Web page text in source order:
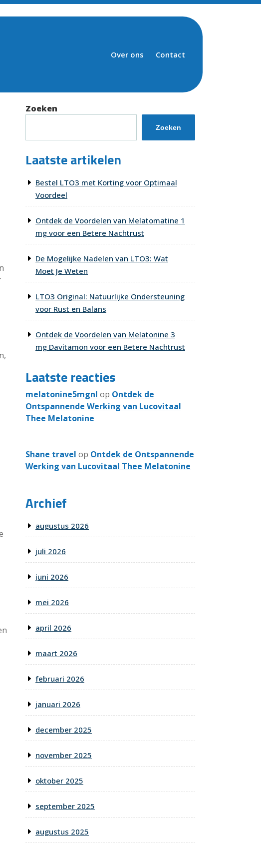
Over ons Contact
Zoeken
Zoeken
Laatste artikelen
Bestel LTO3 met Korting voor Optimaal
Voordeel
Ontdek de Voordelen van Melatomatine 1
mg voor een Betere Nachtrust
De Mogelijke Nadelen van LTO3: Wat
Moet Je Weten
LTO3 Original: Natuurlijke Ondersteuning
voor Rust en Balans
Ontdek de Voordelen van Melatonine 3
mg Davitamon voor een Betere Nachtrust
Laatste reacties
melatonine5mgnl op Ontdek de
Ontspannende Werking van Lucovitaal
Thee Melatonine
Shane travel op Ontdek de Ontspannende
Werking van Lucovitaal Thee Melatonine
Archief
augustus 2026
juli 2026
juni 2026
mei 2026
april 2026
maart 2026
februari 2026
januari 2026
december 2025
november 2025
oktober 2025
september 2025
augustus 2025